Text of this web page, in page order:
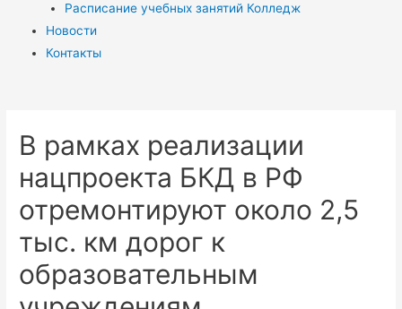
Расписание учебных занятий Колледж
Новости
Контакты
В рамках реализации
нацпроекта БКД в РФ
отремонтируют около 2,5
тыс. км дорог к
образовательным